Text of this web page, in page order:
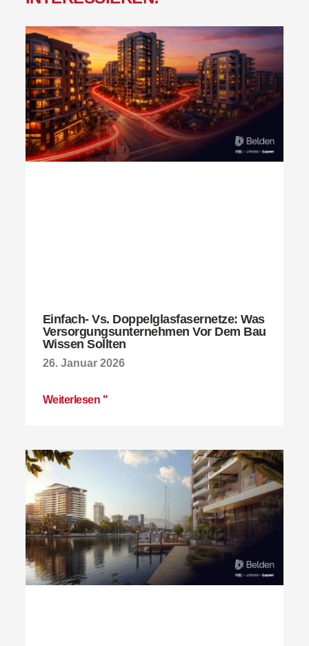
Einfach- Vs. Doppelglasfasernetze: Was
Versorgungsunternehmen Vor Dem Bau
Wissen Sollten
26. Januar 2026
Weiterlesen "